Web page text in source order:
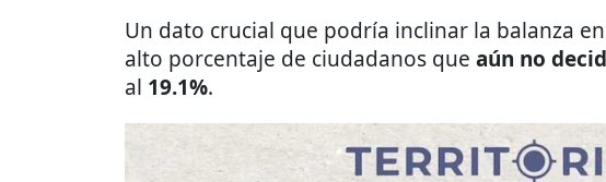
Un dato crucial que podría inclinar la balanza
alto porcentaje de ciudadanos que aún no
al 19.1%.